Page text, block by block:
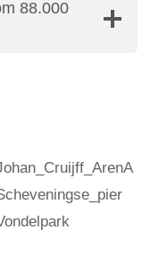
88.000